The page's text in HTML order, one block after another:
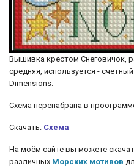
Вышивка крестом Снеговичок,
средняя, используется -
Dimensions.
Схема перенабрана в
Скачать: Схема
На моём сайте вы можете
различных Морских мотивов